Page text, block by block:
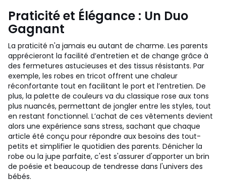
Praticité et Élégance : Un Duo
Gagnant
La praticité n'a jamais eu autant de charme. Les parents
apprécieront la facilité d’entretien et de change grâce à
des fermetures astucieuses et des tissus résistants. Par
exemple, les robes en tricot offrent une chaleur
réconfortante tout en facilitant le port et l’entretien. De
plus, la palette de couleurs va du classique rose aux tons
plus nuancés, permettant de jongler entre les styles, tout
en restant fonctionnel. L’achat de ces vêtements devient
alors une expérience sans stress, sachant que chaque
article été conçu pour répondre aux besoins des tout-
petits et simplifier le quotidien des parents. Dénicher la
robe ou la jupe parfaite, c'est s'assurer d'apporter un brin
de poésie et beaucoup de tendresse dans l'univers des
bébés.